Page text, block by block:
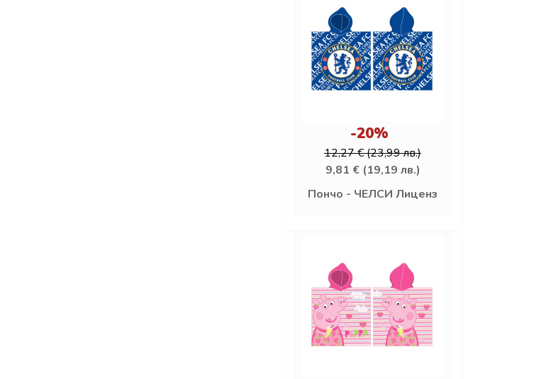
-20%
12,27 € (23,99 лв.)
9,81 € (19,19 лв.)
Пончо - ЧЕЛСИ Лиценз